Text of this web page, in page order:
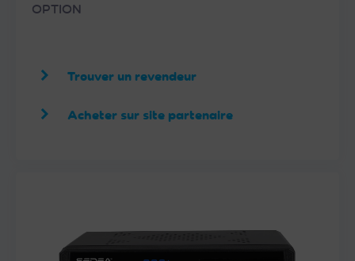
OPTION
Trouver un revendeur
Acheter sur site partenaire